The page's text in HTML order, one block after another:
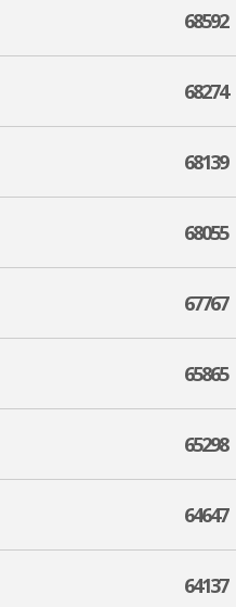
68592
68274
68139
68055
67767
65865
65298
64647
64137